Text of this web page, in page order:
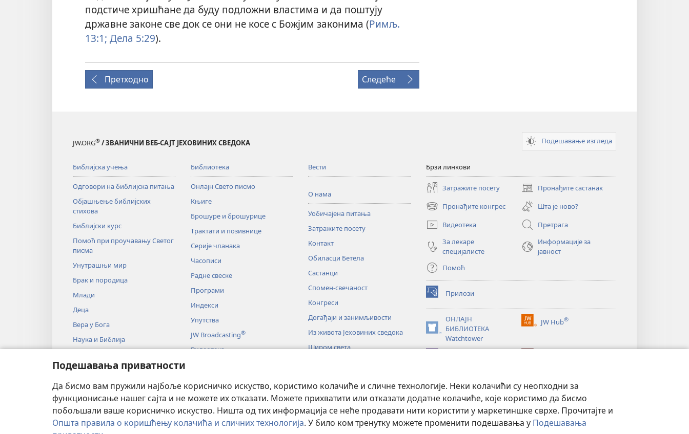
Подешавања приватности
Да бисмо вам пружили најбоље корисничко искуство, користимо колачиће и сличне технологије. Неки колачићи су неопходни за
функционисање нашег сајта и не можете их отказати. Можете прихватити или отказати додатне колачиће, које користимо да бисмо
побољшали ваше корисничко искуство. Ништа од тих информација се неће продавати нити користити у маркетиншке сврхе. Прочитајте и
Општа правила о коришћењу колачића и сличних технологија. У било ком тренутку можете променити подешавања у Подешавања
подстиче хришћане да буду подложни властима и да поштују
државне законе све док се они не косе с Божјим законима (Римљ.
13:1; Дела 5:29).
Претходно Следеће
JW.ORG® / ЗВАНИЧНИ ВЕБ-САЈТ ЈЕХОВИНИХ СВЕДОКА Подешавање изгледа
Библијска учења
Одговори на библијска питања
Објашњење библијских
стихова
Библијски курс
Помоћ при проучавању Светог
писма
Унутрашњи мир
Брак и породица
Млади
Деца
Вера у Бога
Наука и Библија
Библиотека
Онлајн Свето писмо
Књиге
Брошуре и брошурице
Трактати и позивнице
Серије чланака
Часописи
Радне свеске
Програми
Индекси
Упутства
JW Broadcasting®
Видеотека
Драмско читање Светог писма
Вести
О нама
Уобичајена питања
Затражите посету
Контакт
Обиласци Бетела
Састанци
Спомен-свечаност
Конгреси
Догађаји и занимљивости
Из живота Јеховиних сведока
Широм света
Брзи линкови
Затражите посету Пронађите састанак
(отвара
нови
прозор)
Пронађите конгрес
(отвара
нови
прозор)
Шта је ново?
Видеотека
Претрага
За лекаре
специјалисте
Информације за
јавност
Помоћ
Прилози
(отвара
нови
прозор)ОНЛАЈН
БИБЛИОТЕКА
Watchtower
(отвара
JW Hub®
(отвара